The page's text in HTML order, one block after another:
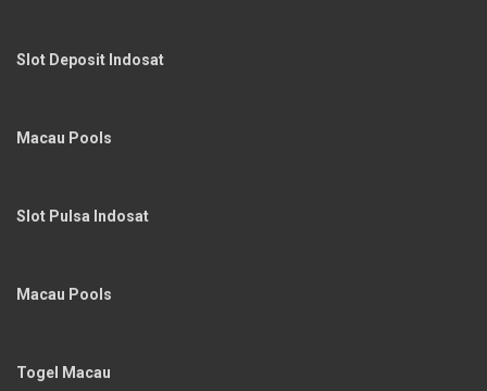
Slot Deposit Indosat
Macau Pools
Slot Pulsa Indosat
Macau Pools
Togel Macau